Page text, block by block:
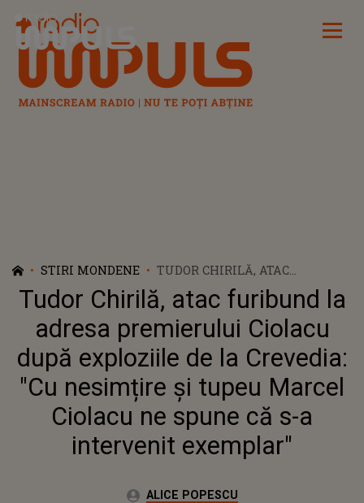
Radio Impuls
STIRI MONDENE
TUDOR CHIRILĂ, ATAC
FURIBUND LA ADRESA
PREMIERULUI CIOLACU DUPĂ
EXPLOZIILE DE LA CREVEDIA:
"CU NESIMȚIRE ȘI TUPEU
MARCEL CIOLACU NE SPUNE CĂ
Tudor Chirilă, atac furibund la
adresa premierului Ciolacu
după exploziile de la Crevedia:
"Cu nesimțire și tupeu Marcel
Ciolacu ne spune că s-a
intervenit exemplar"
Autor:ALICE POPESCU